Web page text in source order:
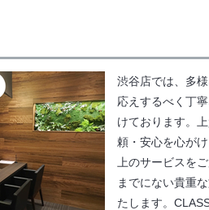
渋谷店では、多
応えするべく丁
けております。
頼・安心を心が
上のサービスを
までにない貴重
たします。